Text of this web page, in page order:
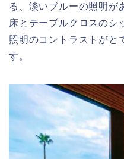
る、淡いブルーの照明が
床とテーブルクロスのシ
照明のコントラストがと
す。